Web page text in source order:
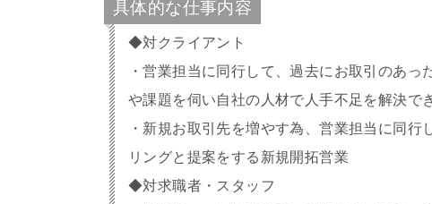
具体的な仕事内容
◆対クライアント
・営業担当に同行して、過去にお取引のあ
や課題を伺い自社の人材で人手不足を解決で
・新規お取引先を増やす為、営業担当に同
リングと提案をする新規開拓営業
◆対求職者・スタッフ